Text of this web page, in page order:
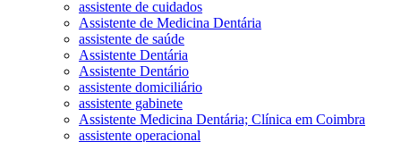
assistente de cuidados
Assistente de Medicina Dentária
assistente de saúde
Assistente Dentária
Assistente Dentário
assistente domiciliário
assistente gabinete
Assistente Medicina Dentária; Clínica em Coimbra
assistente operacional